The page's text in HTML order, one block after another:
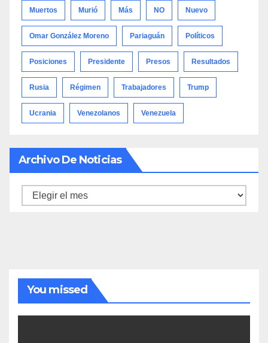
Muertos Murió Más NO Nuevo
Omar González Moreno Pariaguán Políticos
Posiciones Presidente Presos Resultados
Rusia Régimen Trabajadores Trump
Ucrania Venezolanos Venezuela
Archivo De Noticias
Archivo
You missed